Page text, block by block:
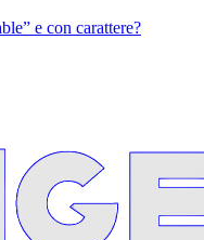
e con carattere?